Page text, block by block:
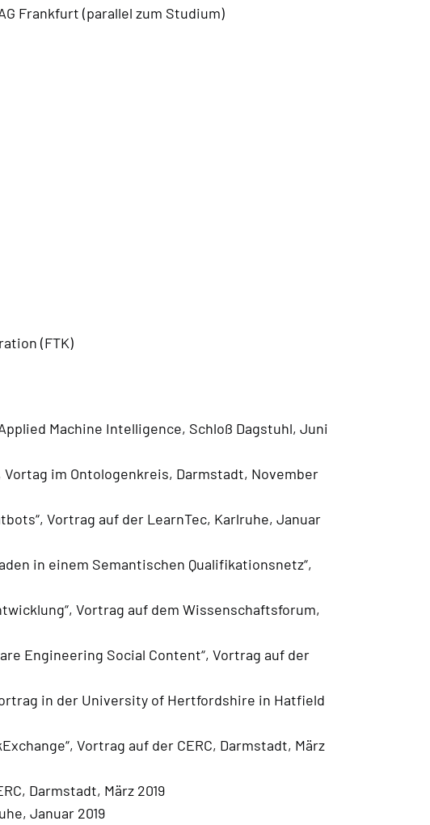
Frankfurt (parallel zum Studium)
(FTK)
Machine Intelligence, Schloß Dagstuhl, Juni
Vortag im Ontologenkreis, Darmstadt, November
Vortrag auf der LearnTec, Karlruhe, Januar
in einem Semantischen Qualifikationsnetz“,
Vortrag auf dem Wissenschaftsforum,
Engineering Social Content“, Vortrag auf der
in der University of Hertfordshire in Hatfield
Vortrag auf der CERC, Darmstadt, März
Darmstadt, März 2019
Januar 2019